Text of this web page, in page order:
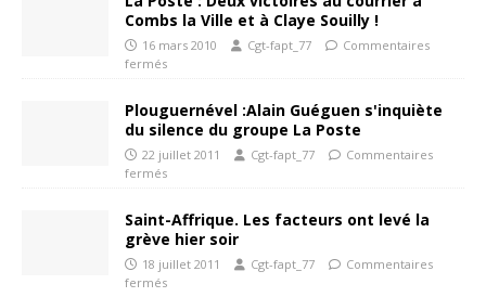
Combs la Ville et à Claye Souilly !
16 mars 2010 Cgt-fapt_77
Commentaires
fermés
Plouguernével :Alain Guéguen s'inquiète
du silence du groupe La Poste
22 juillet 2011 Cgt-fapt_77
Commentaires
fermés
Saint-Affrique. Les facteurs ont levé la
grève hier soir
18 juillet 2011 Cgt-fapt_77
Commentaires
fermés